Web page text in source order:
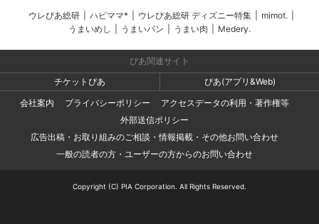
ウレぴあ総研 ハピママ* ウレぴあ総研 ディズニー特集 mimot.
うまいめし
うまいパン うまい肉 Medery.
ぴあ関連サイト
チケットぴあ
ぴあ(アプリ&Web)
会社案内
プライバシーポリシー
アクセスデータの利用・著作権等
外部送信ポリシー
広告出稿・お取り組みのご相談・情報掲載・その他お問い合わせ
一般の読者の方・ユーザーの方からのお問い合わせ
Copyright (C) PIA Corporation. All Rights Reserved.